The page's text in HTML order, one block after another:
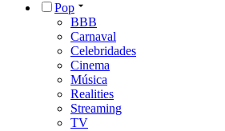
Pop
BBB
Carnaval
Celebridades
Cinema
Música
Realities
Streaming
TV